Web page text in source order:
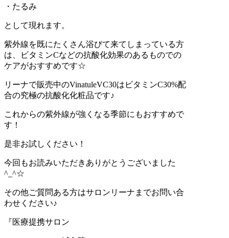
・たるみ
として現れます。
紫外線を既にたくさん浴びて来てしまっている方
は、ビタミンCなどの抗酸化効果のあるものでの
ケアがおすすめです☆
リーナで販売中のVinatuleVC30はビタミンC30%配
合の究極の抗酸化化粧品です♪
これからの紫外線が強くなる季節にもおすすめで
す！
是非お試しください！
今回もお読みいただきありがとうございました
^_^☆
その他ご質問ある方はサロンリーナまでお問い合
わせください♪
『医療提携サロン